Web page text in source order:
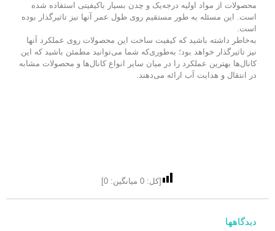
محصولات از مواد اولیه درجه‌یک و چدن بسیار باکیفیتی استفاده شده
است. این مسئله به طور مستقیم روی طول عمر آنها نیز تاثیرگذار بوده
است.
به‌خاطر داشته باشید که کیفیت ساخت این محصولات روی عملکرد آنها
نیز تاثیرگذار خواهد بود؛ به‌طوری‌که شما می‌توانید مطمئن باشید که این
کانال‌ها بهترین عملکرد را در میان سایر انواع کانال‌ها و محصولات مشابه
در انتقال و هدایت آب ارائه می‌دهند.
[کل: 0 میانگین: 0
]
دیدگاهها